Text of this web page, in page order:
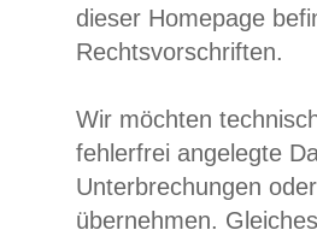
dieser Homepage
Rechtsvorschriften.
Wir möchten
fehlerfrei angelegte
Unterbrechungen
übernehmen.